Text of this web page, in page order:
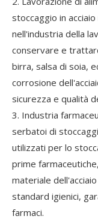
stoccaggio in
nell'industria della
conservare e
birra, salsa di soia,
corrosione
sicurezza e qualità
3. Industria
serbatoi di
utilizzati per lo
prime
materiale
standard igienici,
farmaci.